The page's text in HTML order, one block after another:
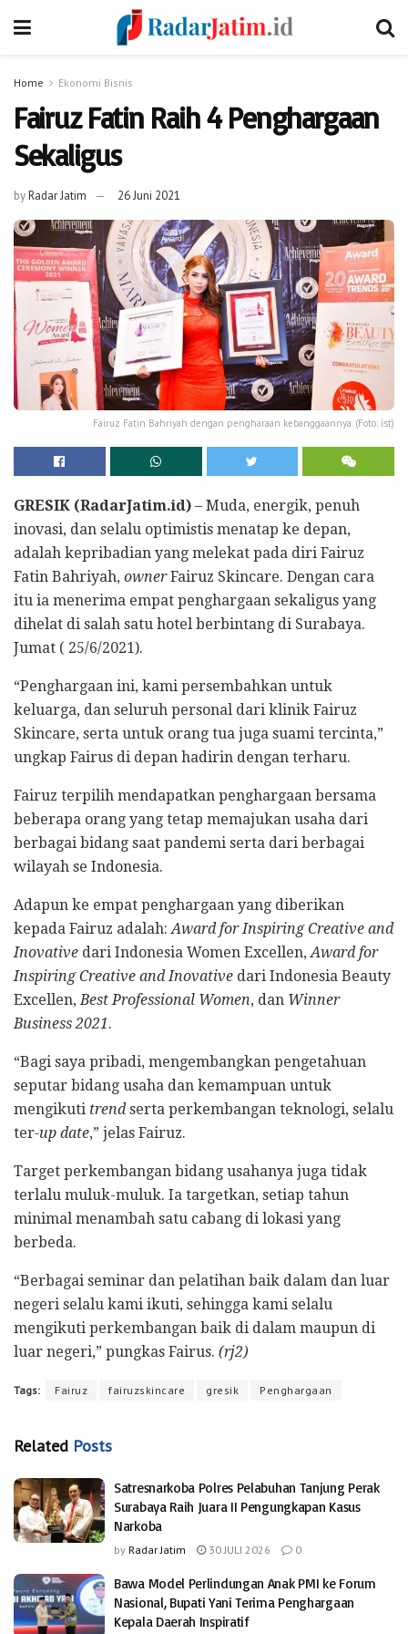
Home Ekonomi Bisnis
Fairuz Fatin Raih 4 Penghargaan
Sekaligus
byRadar Jatim 26 Juni 2021
Fairuz Fatin Bahriyah dengan pengharaan kebanggaannya. (Foto: ist)
GRESIK (RadarJatim.id) – Muda, energik, penuh
inovasi, dan selalu optimistis menatap ke depan,
adalah kepribadian yang melekat pada diri Fairuz
Fatin Bahriyah, ownerFairuz Skincare. Dengan cara
itu ia menerima empat penghargaan sekaligus yang
dihelat di salah satu hotel berbintang di Surabaya.
Jumat ( 25/6/2021).
“Penghargaan ini, kami persembahkan untuk
keluarga, dan seluruh personal dari klinik Fairuz
Skincare, serta untuk orang tua juga suami tercinta,”
ungkap Fairus di depan hadirin dengan terharu.
Fairuz terpilih mendapatkan penghargaan bersama
beberapa orang yang tetap memajukan usaha dari
berbagai bidang saat pandemi serta dari berbagai
wilayah se Indonesia.
Adapun ke empat penghargaan yang diberikan
kepada Fairuz adalah: Award for Inspiring Creative and
Inovative dari Indonesia Women Excellen, Award for
Inspiring Creative and Inovative dari Indonesia Beauty
Excellen, Best Professional Women, dan Winner
Business 2021.
“Bagi saya pribadi, mengembangkan pengetahuan
seputar bidang usaha dan kemampuan untuk
mengikuti trendserta perkembangan teknologi, selalu
ter-up date,” jelas Fairuz.
Target perkembangan bidang usahanya juga tidak
terlalu muluk-muluk. Ia targetkan, setiap tahun
minimal menambah satu cabang di lokasi yang
berbeda.
“Berbagai seminar dan pelatihan baik dalam dan luar
negeri selalu kami ikuti, sehingga kami selalu
mengikuti perkembangan baik di dalam maupun di
luar negeri,” pungkas Fairus. (rj2)
Tags: Fairuz fairuzskincare gresik Penghargaan
Related Posts
Satresnarkoba Polres Pelabuhan Tanjung Perak
Surabaya Raih Juara II Pengungkapan Kasus
Narkoba
by Radar Jatim 30 JULI 2026 0
Bawa Model Perlindungan Anak PMI ke Forum
Nasional, Bupati Yani Terima Penghargaan
Kepala Daerah Inspiratif